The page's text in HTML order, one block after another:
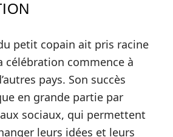
petit copain ait pris racine
célébration commence à
pays. Son succès
en grande partie par
sociaux, qui permettent
leurs idées et leurs